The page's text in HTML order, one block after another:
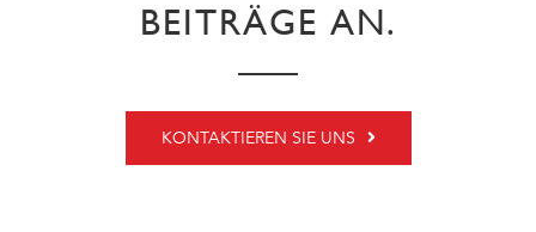
BEITRÄGE AN.
KONTAKTIEREN SIE UNS